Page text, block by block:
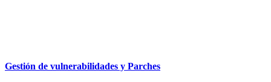
Gestión de vulnerabilidades y Parches